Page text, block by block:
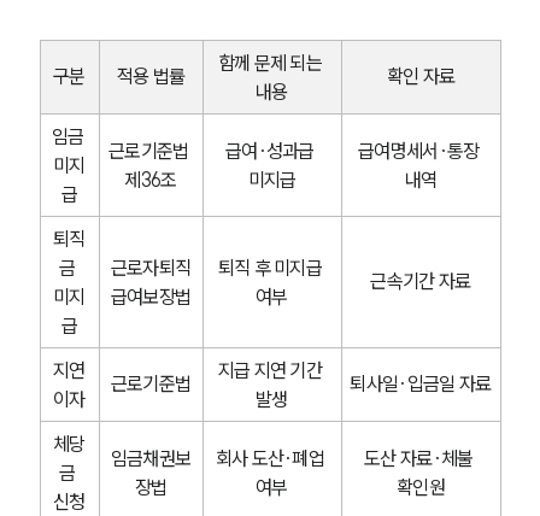
구분 적용 법률
함께 문제 되는
내용
확인 자료
임금
미지
급
근로기준법
제36조
급여·성과급
미지급
급여명세서·통장
내역
퇴직
금
미지
급
근로자퇴직
급여보장법
퇴직 후 미지급
여부
근속기간 자료
지연
이자
근로기준법
지급 지연 기간
발생
퇴사일·입금일 자료
체당
금
신청
임금채권보
장법
회사 도산·폐업
여부
도산 자료·체불
확인원